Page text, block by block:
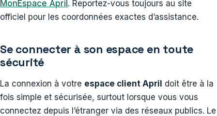
MonEspace April . Reportez-vous toujours au site
officiel pour les coordonnées exactes d’assistance.
Se connecter à son espace en toute
sécurité
La connexion à votre espace client April doit être à la
fois simple et sécurisée, surtout lorsque vous vous
connectez depuis l’étranger via des réseaux publics. Le